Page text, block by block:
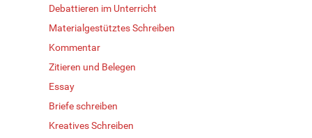
Debattieren im Unterricht
Materialgestütztes Schreiben
Kommentar
Zitieren und Belegen
Essay
Briefe schreiben
Kreatives Schreiben